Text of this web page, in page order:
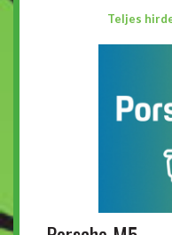
Teljes